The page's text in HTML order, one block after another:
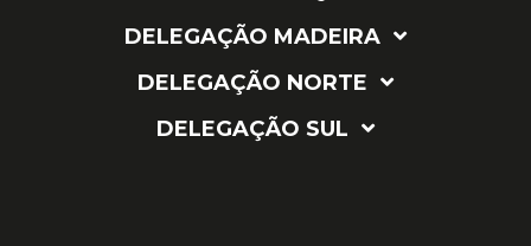
DELEGAÇÃO MADEIRA
DELEGAÇÃO NORTE
DELEGAÇÃO SUL